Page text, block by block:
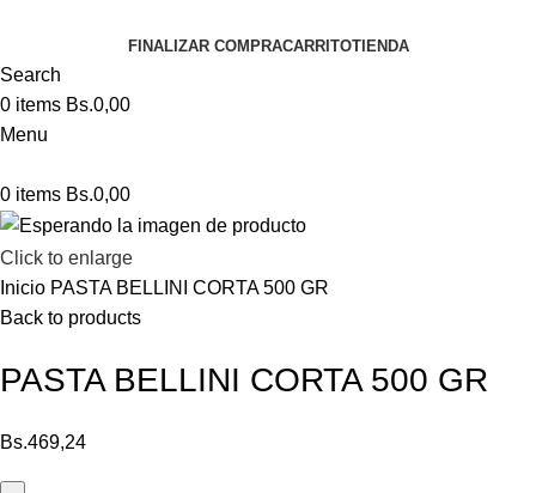
FINALIZAR COMPRACARRITOTIENDA
Search
0 items Bs.0,00
Menu
0 items Bs.0,00
Click to enlarge
Inicio PASTA BELLINI CORTA 500 GR
Back to products
PASTA BELLINI CORTA 500 GR
Bs.469,24